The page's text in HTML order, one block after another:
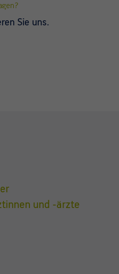
Sie uns.
und -ärzte